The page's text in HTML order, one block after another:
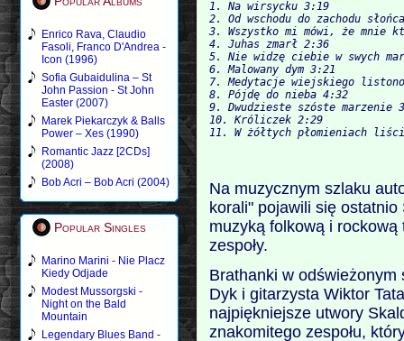
Enrico Rava, Claudio
Fasoli, Franco D'Andrea -
Icon (1996)
Sofia Gubaidulina – St
John Passion - St John
Easter (2007)
Marek Piekarczyk & Balls
Power – Xes (1990)
Romantic Jazz [2CDs]
(2008)
Bob Acri – Bob Acri (2004)
Popular Singles
Marino Marini - Nie Placz
Kiedy Odjade
Modest Mussorgski -
Night on the Bald
Mountain
Legendary Blues Band -
1. Na wirsycku 3:19
2. Od wschodu do zachodu
4. Juhas zmarł 2:36
5. Nie widzę ciebie w swych
6. Malowany dym 3:21
8. Pójdę do nieba 4:32
9. Dwudzieste szóste marzenie
10. Króliczek 2:29
Na muzycznym szlaku
korali" pojawili się
muzyką folkową i rockową
zespoły.
Brathanki w odświeżonym
Dyk i gitarzysta Wiktor
najpiękniejsze utwory
znakomitego zespołu,